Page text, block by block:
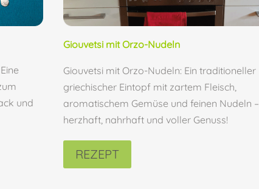
und
Giouvetsi mit Orzo-Nudeln
Giouvetsi mit Orzo-Nudeln: Ein traditioneller
griechischer Eintopf mit zartem Fleisch,
aromatischem Gemüse und feinen Nudeln –
herzhaft, nahrhaft und voller Genuss!
REZEPT